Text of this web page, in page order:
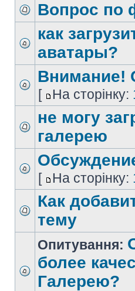
Вопрос по
как
аватары?
Внимание!
[ На сторінку:
не могу
галерею
[ На сторінку:
Как
тему
Опитування:
более
Галерею?